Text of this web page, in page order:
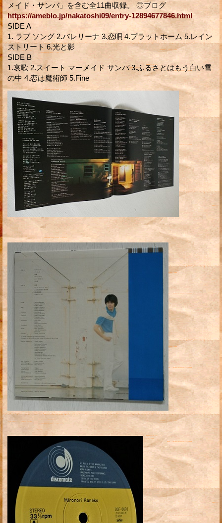
メイド・サンバ」を含む全11曲収録。 ◎ブログ
https://ameblo.jp/nakatoshi09/entry-12894677846.html
SIDE A
1. ラブ ソング 2.バレリーナ 3.恋唄 4.プラットホーム 5.レイン
ストリート 6.光と影
SIDE B
1.哀歌 2.スイート マーメイド サンバ 3.ふるさとはもう白い雪
の中 4.恋は魔術師 5.Fine